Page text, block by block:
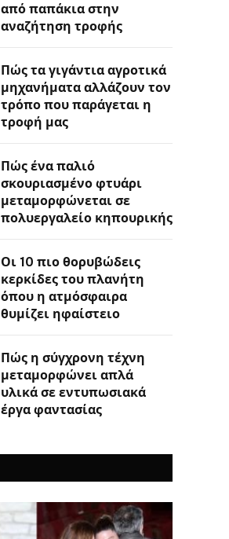
από παπάκια στην
αναζήτηση τροφής
Πώς τα γιγάντια αγροτικά
μηχανήματα αλλάζουν τον
τρόπο που παράγεται η
τροφή μας
Πώς ένα παλιό
σκουριασμένο φτυάρι
μεταμορφώνεται σε
πολυεργαλείο κηπουρικής
Οι 10 πιο θορυβώδεις
κερκίδες του πλανήτη
όπου η ατμόσφαιρα
θυμίζει ηφαίστειο
Πώς η σύγχρονη τέχνη
μεταμορφώνει απλά
υλικά σε εντυπωσιακά
έργα φαντασίας